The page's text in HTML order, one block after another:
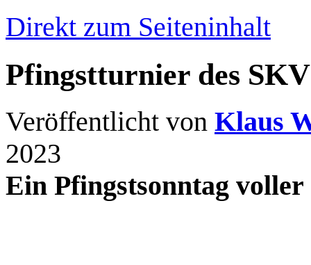
Direkt zum Seiteninhalt
Pfingstturnier des
Veröffentlicht von Klaus
2023
Ein Pfingstsonntag voller